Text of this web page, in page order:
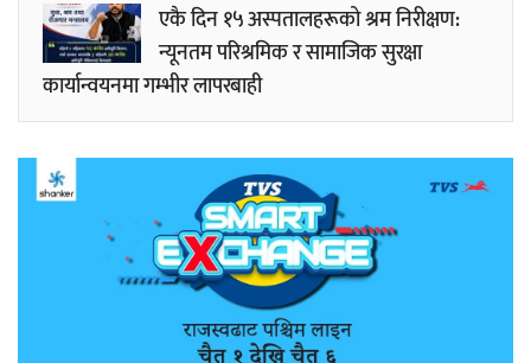
एकै दिन १५ अस्पतालहरूको श्रम निरीक्षण:
न्यूनतम परिश्रमिक र सामाजिक सुरक्षा
कार्यान्वयनमा गम्भीर लापरबाही